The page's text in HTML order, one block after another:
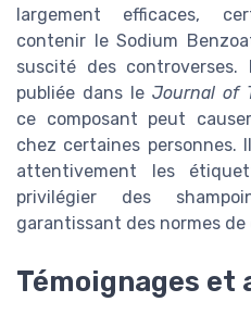
largement efficaces,
contenir le Sodium
suscité des controverses.
publiée dans le Journal of
ce composant peut
chez certaines personnes.
attentivement les
privilégier des
garantissant des normes
Témoignages